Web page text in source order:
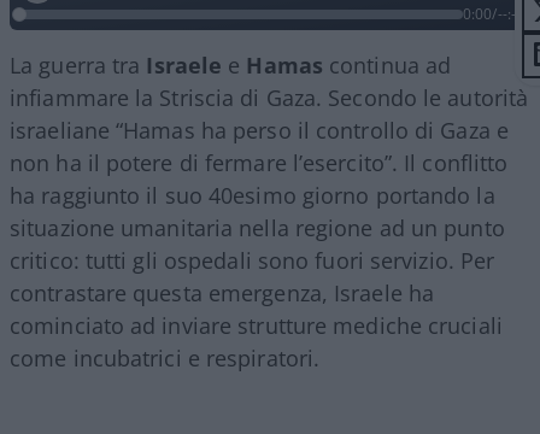
0:00/--:--
La guerra tra Israele e Hamas continua ad
infiammare la Striscia di Gaza. Secondo le autorità
israeliane “Hamas ha perso il controllo di Gaza e
non ha il potere di fermare l’esercito”. Il conflitto
ha raggiunto il suo 40esimo giorno portando la
situazione umanitaria nella regione ad un punto
critico: tutti gli ospedali sono fuori servizio. Per
contrastare questa emergenza, Israele ha
cominciato ad inviare strutture mediche cruciali
come incubatrici e respiratori.